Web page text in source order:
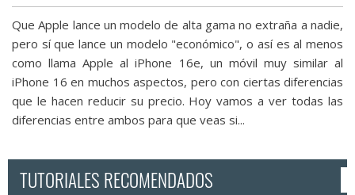
Que Apple lance un modelo de alta gama no extraña a nadie,
pero sí que lance un modelo "económico", o así es al menos
como llama Apple al iPhone 16e, un móvil muy similar al
iPhone 16 en muchos aspectos, pero con ciertas diferencias
que le hacen reducir su precio. Hoy vamos a ver todas las
diferencias entre ambos para que veas si...
TUTORIALES RECOMENDADOS